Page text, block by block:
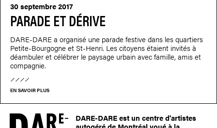
PARADE ET DÉRIVE
30 septembre 2017
DARE-DARE a organisé une parade festive dans les quartiers
Petite-Bourgogne et St-Henri. Les citoyens étaient invités à
déambuler et célébrer le paysage urbain avec famille, amis et
compagnie.
EN SAVOIR PLUS
DARE-DARE est un centre d'artistes